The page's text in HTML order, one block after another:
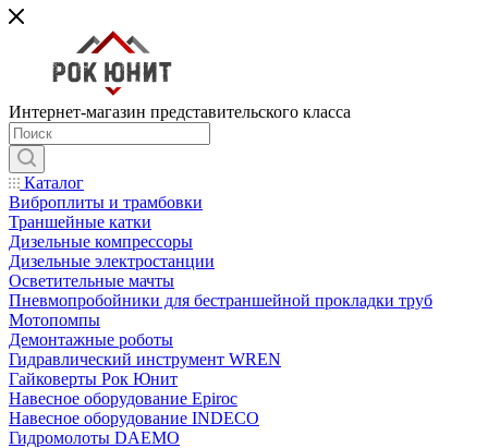
Интернет-магазин представительского класса
Каталог
Виброплиты и трамбовки
Траншейные катки
Дизельные компрессоры
Дизельные электростанции
Осветительные мачты
Пневмопробойники для бестраншейной прокладки труб
Мотопомпы
Демонтажные роботы
Гидравлический инструмент WREN
Гайковерты Рок Юнит
Навесное оборудование Epiroc
Навесное оборудование INDECO
Гидромолоты DAEMO